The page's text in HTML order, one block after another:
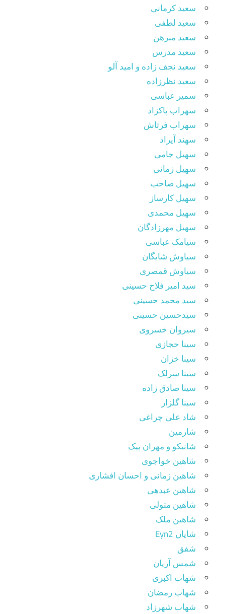
سعید کرمانی
سعید لطفی
سعید مبرهن
سعید مدرس
سعید نجف زاده و امید آلو
سعید نظرزاده
سمیر عباسی
سهراب پاکزاد
سهراب فرتاش
سهند آیراد
سهیل جامی
سهیل زمانی
سهیل صاحب
سهیل کارساز
سهیل محمدی
سهیل مهرزادگان
سیامک عباسی
سیاوش شایگان
سیاوش قمصری
سید امیر فلاح حسینی
سید محمد حسینی
سیدحسین حسینی
سیروان خسروی
سینا حجازی
سینا خزان
سینا سرلک
سینا صادق زاده
سینا گلزار
شاد علی چراغی
شارمین
شانیکو و مهران پیک
شاهین خواجوی
شاهین زمانی و احسان افشاری
شاهین عبدهی
شاهین متولی
شاهین ملک
شایان Eyn2
شفق
شمس آریان
شهاب اکبری
شهاب رمضان
شهاب شهرزاد